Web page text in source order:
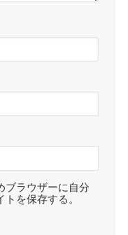
ブラウザーに自分
を保存する。